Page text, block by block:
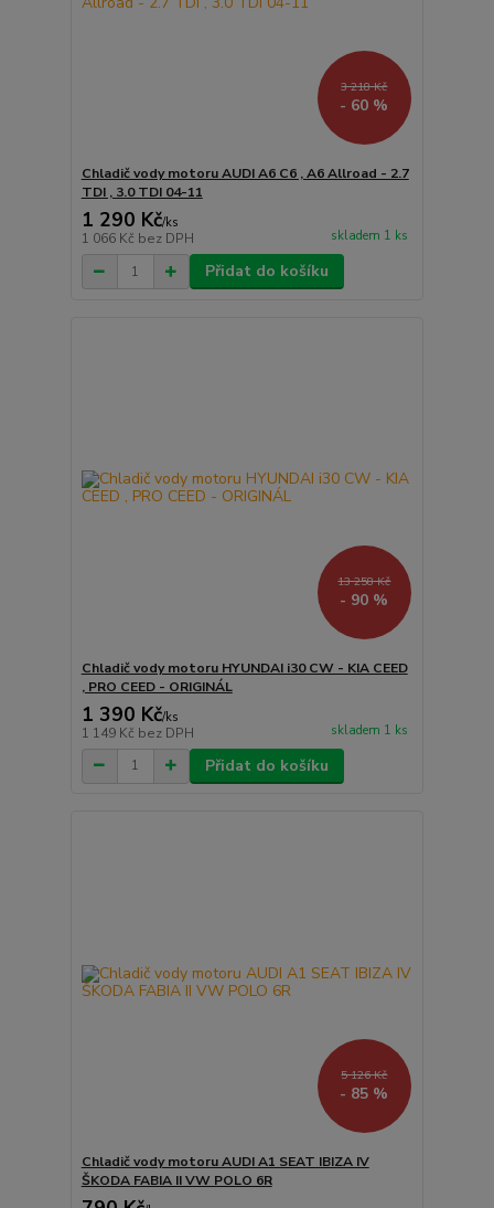
3 218 Kč
- 60 %
Chladič vody motoru AUDI A6 C6 , A6 Allroad - 2.7
TDI , 3.0 TDI 04-11
1 290 Kč/ks
1 066 Kč bez DPH skladem 1 ks
Přidat do košíku
13 258 Kč
- 90 %
Chladič vody motoru HYUNDAI i30 CW - KIA CEED
, PRO CEED - ORIGINÁL
1 390 Kč/ks
1 149 Kč bez DPH skladem 1 ks
Přidat do košíku
5 126 Kč
- 85 %
Chladič vody motoru AUDI A1 SEAT IBIZA IV
ŠKODA FABIA II VW POLO 6R